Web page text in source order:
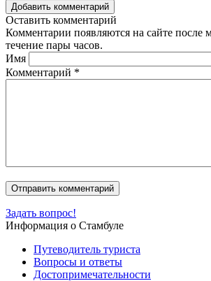
Добавить комментарий
Оставить комментарий
Комментарии появляются на сайте после
течение пары часов.
Имя
Комментарий *
Задать вопрос!
Информация о Стамбуле
Путеводитель туриста
Вопросы и ответы
Достопримечательности